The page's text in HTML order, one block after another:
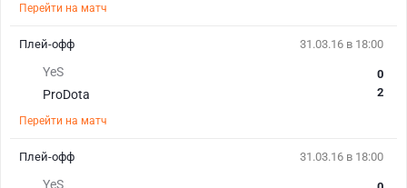
Перейти на матч
31.03.16 в 18:00
YeS
ProDota
0
2
Перейти на матч
Плей-офф
31.03.16 в 18:00
YeS
Плей-офф